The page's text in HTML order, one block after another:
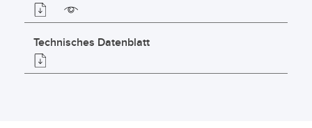
Technisches Datenblatt